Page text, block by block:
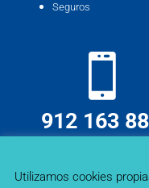
Seguros
912 163
Utilizamos cookies